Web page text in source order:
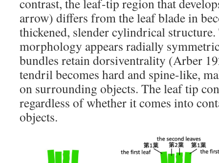
contrast, the leaf-tip region that
arrow) differs from the leaf blade in
thickened, slender cylindrical
morphology appears radially
bundles retain dorsiventrality (Arber
tendril becomes hard and spine-like,
on surrounding objects. The leaf tip
regardless of whether it comes into
objects.